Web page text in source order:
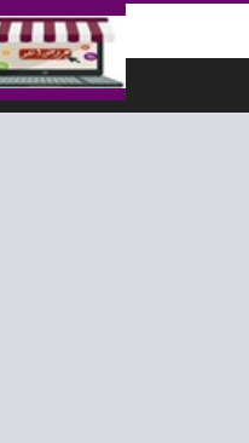
التخطي إلى المحتوى